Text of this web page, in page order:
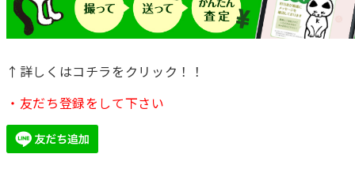
↑詳しくはコチラをクリック！！
・友だち登録をして下さい